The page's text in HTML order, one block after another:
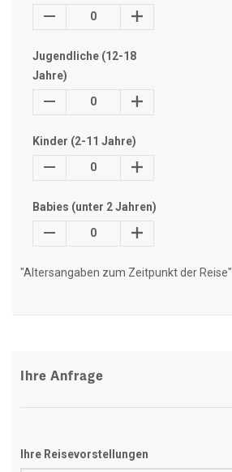
0
Jugendliche (12-18
Jahre)
0
Kinder (2-11 Jahre)
0
Babies (unter 2 Jahren)
0
"Altersangaben zum Zeitpunkt der Reise"
Ihre Anfrage
Ihre Reisevorstellungen